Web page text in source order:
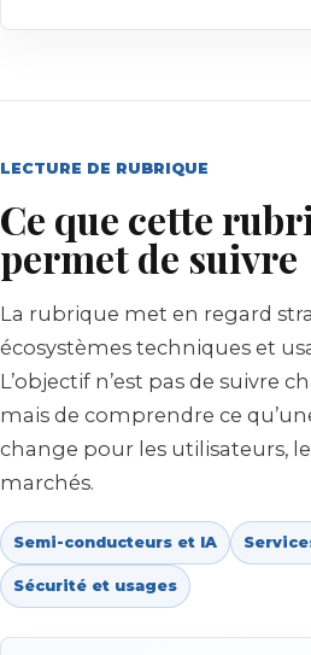
LECTURE DE RUBRIQUE
Ce que cette
permet de suivre
La rubrique met en regard
écosystèmes techniques et
L’objectif n’est pas de suivre
mais de comprendre ce
change pour les utilisateurs,
marchés.
Semi-conducteurs et IA
Sécurité et usages